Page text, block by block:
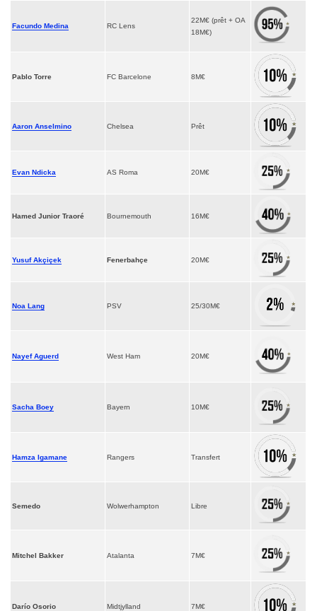
Facundo Medina RC Lens
22M€ (prêt + OA
18M€)
Pablo Torre FC Barcelone 8M€
Aaron Anselmino Chelsea Prêt
Evan Ndicka AS Roma 20M€
Hamed Junior Traoré Bournemouth 16M€
Yusuf Akçiçek Fenerbahçe 20M€
Noa Lang PSV 25/30M€
Nayef Aguerd West Ham 20M€
Sacha Boey Bayern 10M€
Hamza Igamane Rangers Transfert
Semedo Wolwerhampton Libre
Mitchel Bakker Atalanta 7M€
Darío Osorio Midtjylland 7M€